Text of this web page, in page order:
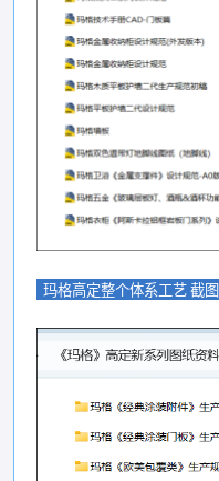
玛格高定整个体系工艺 截图